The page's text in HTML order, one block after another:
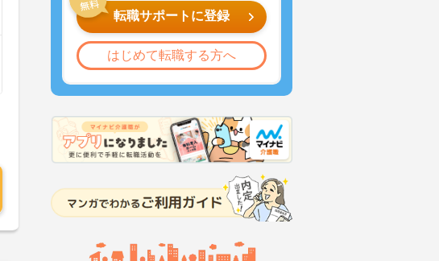
転職サポートに登録
はじめて転職する方へ